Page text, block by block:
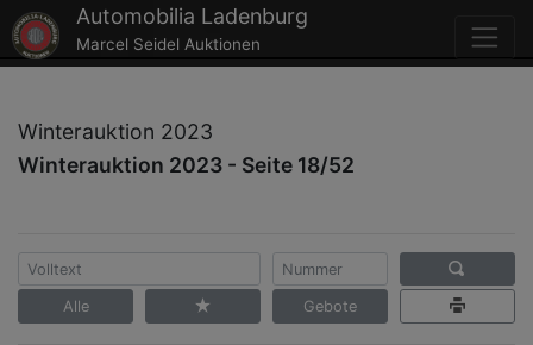
Automobilia Ladenburg
Marcel Seidel Auktionen
Winterauktion 2023
Winterauktion 2023 - Seite 18/52
Alle Gebote